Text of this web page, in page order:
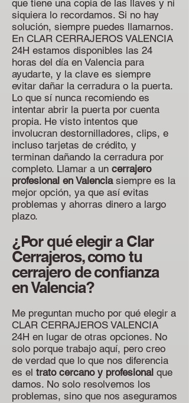
que tiene una copia de las llaves y ni
siquiera lo recordamos. Si no hay
solución, siempre puedes llamarnos.
En CLAR CERRAJEROS VALENCIA
24H estamos disponibles las 24
horas del día en Valencia para
ayudarte, y la clave es siempre
evitar dañar la cerradura o la puerta.
Lo que sí nunca recomiendo es
intentar abrir la puerta por cuenta
propia. He visto intentos que
involucran destornilladores, clips, e
incluso tarjetas de crédito, y
terminan dañando la cerradura por
completo. Llamar a un cerrajero
profesional en Valenciasiempre es la
mejor opción, ya que así evitas
problemas y ahorras dinero a largo
plazo.
¿Por qué elegir a Clar
Cerrajeros, como tu
cerrajero de confianza
en Valencia?
Me preguntan mucho por qué elegir a
CLAR CERRAJEROS VALENCIA
24H en lugar de otras opciones. No
solo porque trabajo aquí, pero creo
de verdad que lo que nos diferencia
es el trato cercano y profesional que
damos. No solo resolvemos los
problemas, sino que nos aseguramos